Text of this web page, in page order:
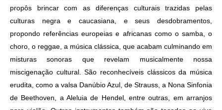
propôs brincar com as diferenças culturais trazidas pelas
culturas negra e caucasiana, e seus desdobramentos,
propondo referências europeias e africanas como o samba, o
choro, o reggae, a música clássica, que acabam culminando em
misturas sonoras que revelam musicalmente nossa
miscigenação cultural. São reconhecíveis clássicos da música
erudita, como a valsa Danúbio Azul, de Strauss, a Nona Sinfonia
de Beethoven, a Aleluia de Hendel, entre outras, em arranjos